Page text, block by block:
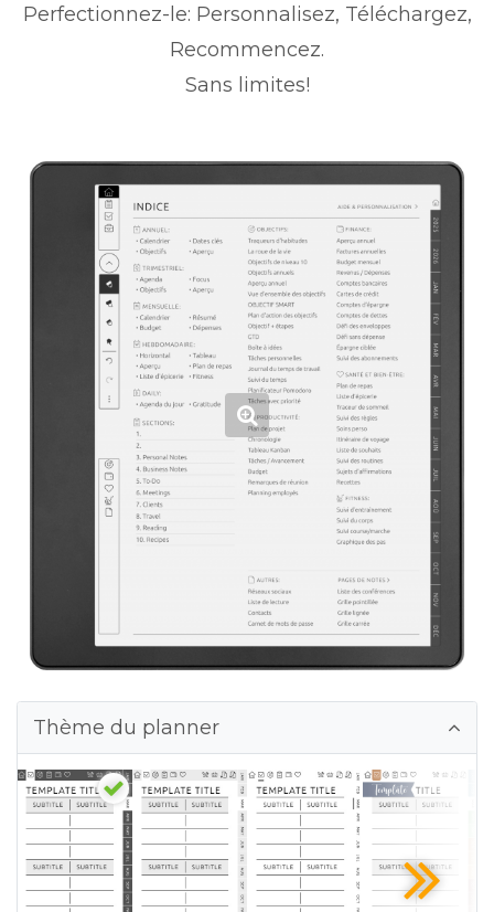
Perfectionnez-le: Personnalisez, Téléchargez,
Recommencez.
Sans limites!
Thème du planner